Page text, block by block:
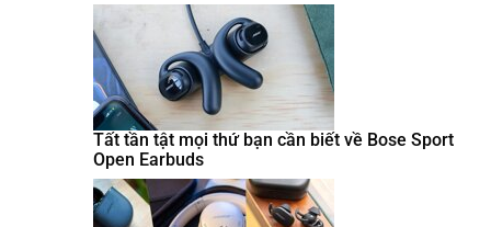
Tất tần tật mọi thứ bạn cần biết về Bose Sport
Open Earbuds